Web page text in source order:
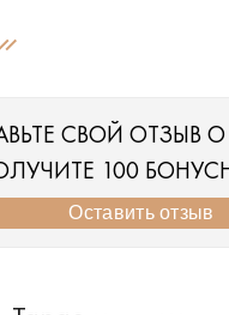
СВОЙ ОТЗЫВ О
100
Оставить отзыв